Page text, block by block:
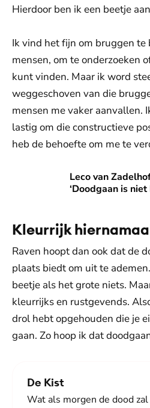
Hierdoor ben ik een beetje
Ik vind het fijn om bruggen te
mensen, om te onderzoeken
kunt vinden. Maar ik word
weggeschoven van die
mensen me vaker aanvallen.
lastig om die constructieve
heb de behoefte om me te
Leco van
‘Doodgaan is niet
Leco van Zadelhoff in 'De Kist':
Kleurrijk
Raven hoopt dan ook dat de
plaats biedt om uit te
beetje als het grote niets.
kleurrijks en rustgevends.
drol hebt opgehouden die je
gaan. Zo hoop ik dat
De Kist
Wat als morgen de dood